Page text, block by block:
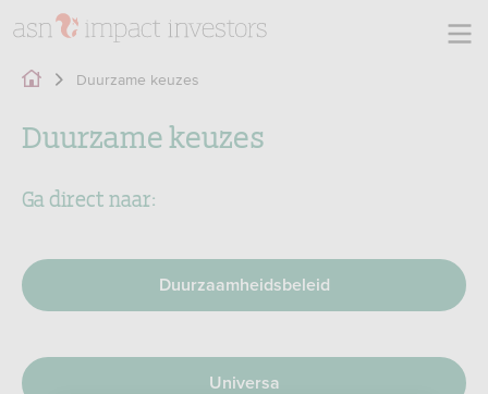
Duurzame keuzes
Duurzame keuzes
Ga direct naar:
Duurzaamheidsbeleid
Universa